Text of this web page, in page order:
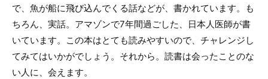
で、魚が船に飛び込んでくる話などが、書かれています。も
ちろん、実話。アマゾンで7年間過ごした、日本人医師が書
いています。この本はとても読みやすいので、チャレンジし
てみてはいかがでしょう。それから。読書は会ったことのな
い人に、会えます。